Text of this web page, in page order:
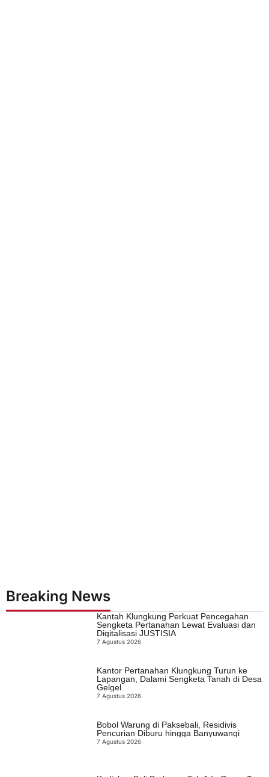
Breaking News
Kantah Klungkung Perkuat Pencegahan
Sengketa Pertanahan Lewat Evaluasi dan
Digitalisasi JUSTISIA
7 Agustus 2026
Kantor Pertanahan Klungkung Turun ke
Lapangan, Dalami Sengketa Tanah di Desa
Gelgel
7 Agustus 2026
Bobol Warung di Paksebali, Residivis
Pencurian Diburu hingga Banyuwangi
7 Agustus 2026